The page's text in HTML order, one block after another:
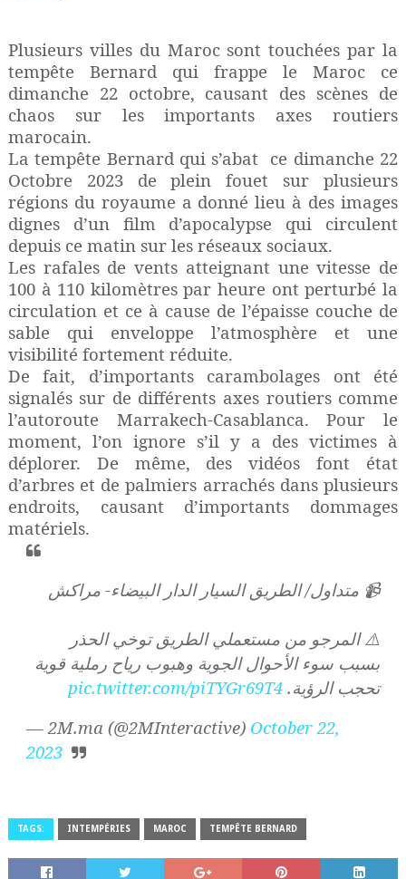
Plusieurs villes du Maroc sont touchées par la
tempête Bernard qui frappe le Maroc ce
dimanche 22 octobre, causant des scènes de
chaos sur les importants axes routiers
marocain.
La tempête Bernard qui s’abat ce dimanche 22
Octobre 2023 de plein fouet sur plusieurs
régions du royaume a donné lieu à des images
dignes d’un film d’apocalypse qui circulent
depuis ce matin sur les réseaux sociaux.
Les rafales de vents atteignant une vitesse de
100 à 110 kilomètres par heure ont perturbé la
circulation et ce à cause de l’épaisse couche de
sable qui enveloppe l’atmosphère et une
visibilité fortement réduite.
De fait, d’importants carambolages ont été
signalés sur de différents axes routiers comme
l’autoroute Marrakech-Casablanca. Pour le
moment, l’on ignore s’il y a des victimes à
déplorer. De même, des vidéos font état
d’arbres et de palmiers arrachés dans plusieurs
endroits, causant d’importants dommages
matériels.
📹 متداول/ الطريق السيار الدار البيضاء- مراكش
⚠️ المرجو من مستعملي الطريق توخي الحذر
بسبب سوء الأحوال الجوية وهبوب رياح رملية قوية
تحجب الرؤية. pic.twitter.com/piTYGr69T4
— 2M.ma (@2MInteractive) October 22,
2023
TAGS: INTEMPÉRIES MAROC TEMPÊTE BERNARD